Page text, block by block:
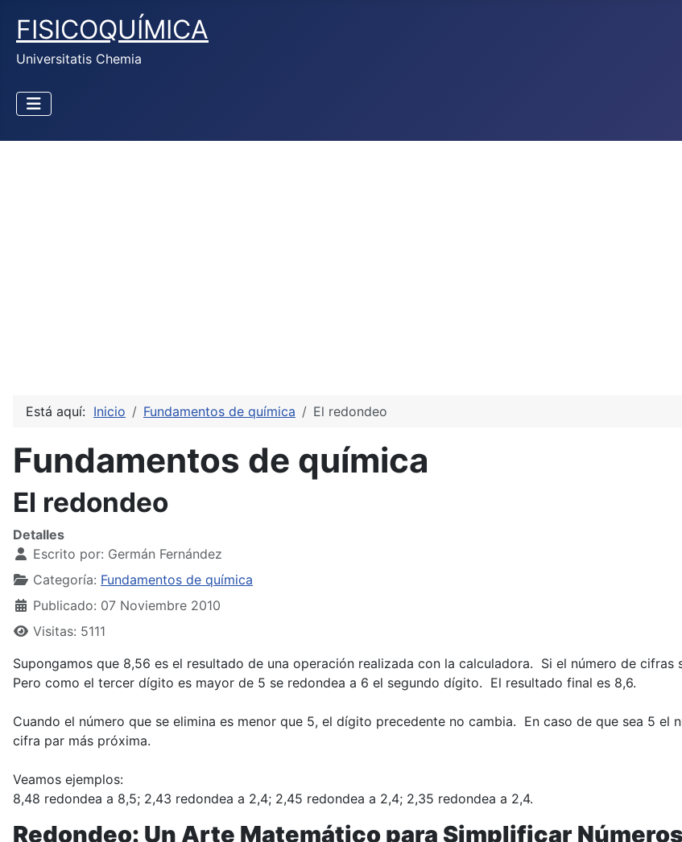
FISICOQUÍMICA
Universitatis Chemia
Está aquí: Inicio Fundamentos de química El redondeo
Fundamentos de química
El redondeo
Detalles
Escrito por: Germán Fernández
Categoría: Fundamentos de química
Publicado: 07 Noviembre 2010
Visitas: 5111
Supongamos que 8,56 es el resultado de una operación realizada con la calculadora. Si el número de
Pero como el tercer dígito es mayor de 5 se redondea a 6 el segundo dígito. El resultado final es 8,6.
Cuando el número que se elimina es menor que 5, el dígito precedente no cambia. En caso de que sea 5
cifra par más próxima.
Veamos ejemplos:
8,48 redondea a 8,5; 2,43 redondea a 2,4; 2,45 redondea a 2,4; 2,35 redondea a 2,4.
Redondeo: Un Arte Matemático para Simplificar